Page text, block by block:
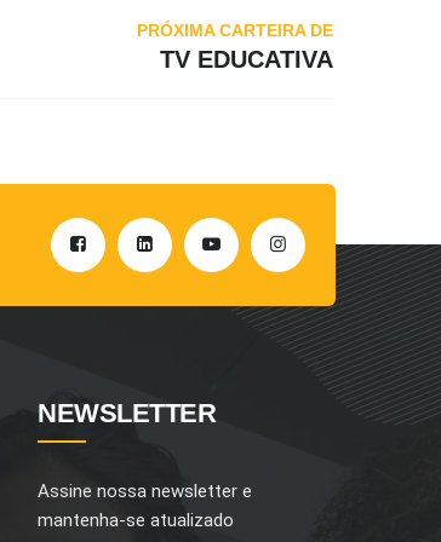
PRÓXIMA CARTEIRA DE
TV EDUCATIVA
NEWSLETTER
Assine nossa newsletter e
mantenha-se atualizado